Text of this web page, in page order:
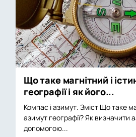
Що таке магнітний і
географії і як його...
Компас і азимут. Зміст Що таке
азимут географії? Як визначити
допомогою...